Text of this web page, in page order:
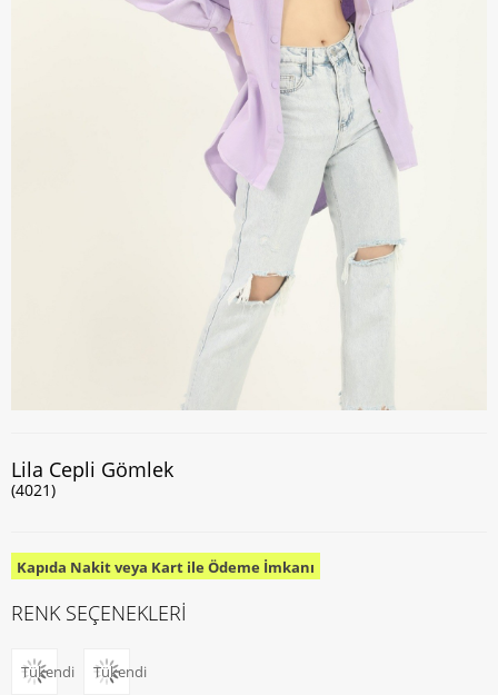
Lila Cepli Gömlek
(4021)
Kapıda Nakit veya Kart ile Ödeme İmkanı
RENK SEÇENEKLERİ
Tükendi Tükendi